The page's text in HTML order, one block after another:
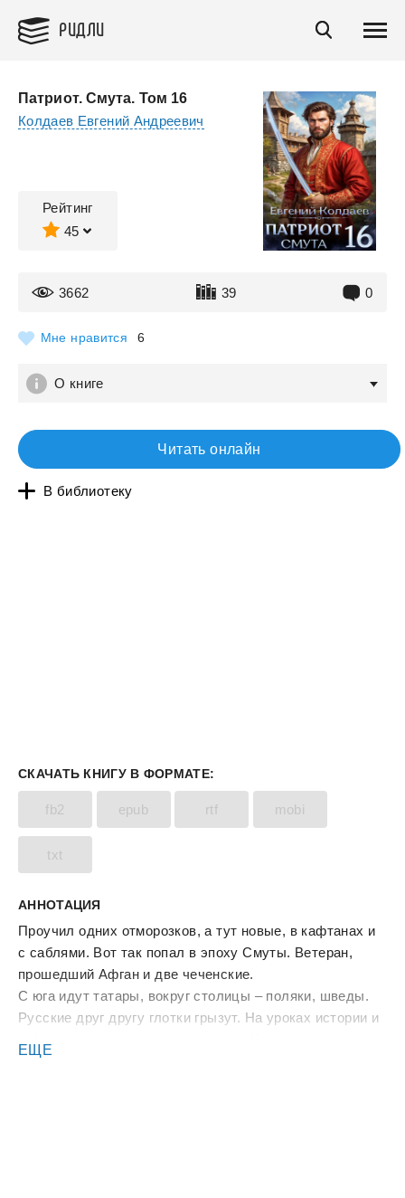
РИДЛИ
Патриот. Смута. Том 16
Колдаев Евгений Андреевич
Рейтинг
45
3662 39 0
Мне нравится 6
О книге
Читать онлайн
В библиотеку
СКАЧАТЬ КНИГУ В ФОРМАТЕ:
fb2 epub rtf mobi
txt
АННОТАЦИЯ
Проучил одних отморозков, а тут новые, в кафтанах и
с саблями. Вот так попал в эпоху Смуты. Ветеран,
прошедший Афган и две чеченские.
С юга идут татары, вокруг столицы – поляки, шведы.
Русские друг другу глотки грызут. На уроках истории и
клубок интриг, да не один, грязь, боль, кровь, смерть и
ЕЩЕ